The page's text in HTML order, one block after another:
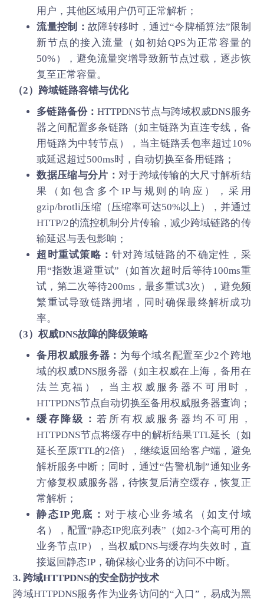
用户，其他区域用户仍可正常解析；
流量控制：故障转移时，通过“令牌桶算法”限制
新节点的接入流量（如初始QPS为正常容量的
50%），避免流量突增导致新节点过载，逐步恢
复至正常容量。
（2）跨域链路容错与优化
多链路备份： HTTPDNS节点与跨域权威DNS服务
器之间配置多条链路（如主链路为直连专线，备
用链路为中转节点），当主链路丢包率超过10%
或延迟超过500ms时，自动切换至备用链路；
数据压缩与分片： 对于跨域传输的大尺寸解析结
果（如包含多个IP与规则的响应），采用
gzip/brotli压缩（压缩率可达50%以上），并通过
HTTP/2的流控机制分片传输，减少跨域链路的传
输延迟与丢包影响；
超时重试策略： 针对跨域链路的不确定性，采
用“指数退避重试”（如首次超时后等待100ms重
试，第二次等待200ms，最多重试3次），避免频
繁重试导致链路拥堵，同时确保最终解析成功
率。
（3）权威DNS故障的降级策略
备用权威服务器： 为每个域名配置至少2个跨地
域的权威DNS服务器（如主权威在上海，备用在
法兰克福），当主权威服务器不可用时，
HTTPDNS节点自动切换至备用权威服务器查询；
缓存降级：若所有权威服务器均不可用，
HTTPDNS节点将缓存中的解析结果TTL延长（如
延长至原TTL的2倍），继续返回给客户端，避免
解析服务中断；同时，通过“告警机制”通知业务
方修复权威服务器，待恢复后清空缓存，恢复正
常解析；
静态IP兜底： 对于核心业务域名（如支付域
名），配置“静态IP兜底列表”（如2-3个高可用的
业务节点IP），当权威DNS与缓存均失效时，直
接返回静态IP，确保核心业务的访问不中断。
3. 跨域HTTPDNS的安全防护技术
跨域HTTPDNS服务作为业务访问的“入口”，易成为黑